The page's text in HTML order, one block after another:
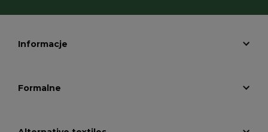
Informacje
Formalne